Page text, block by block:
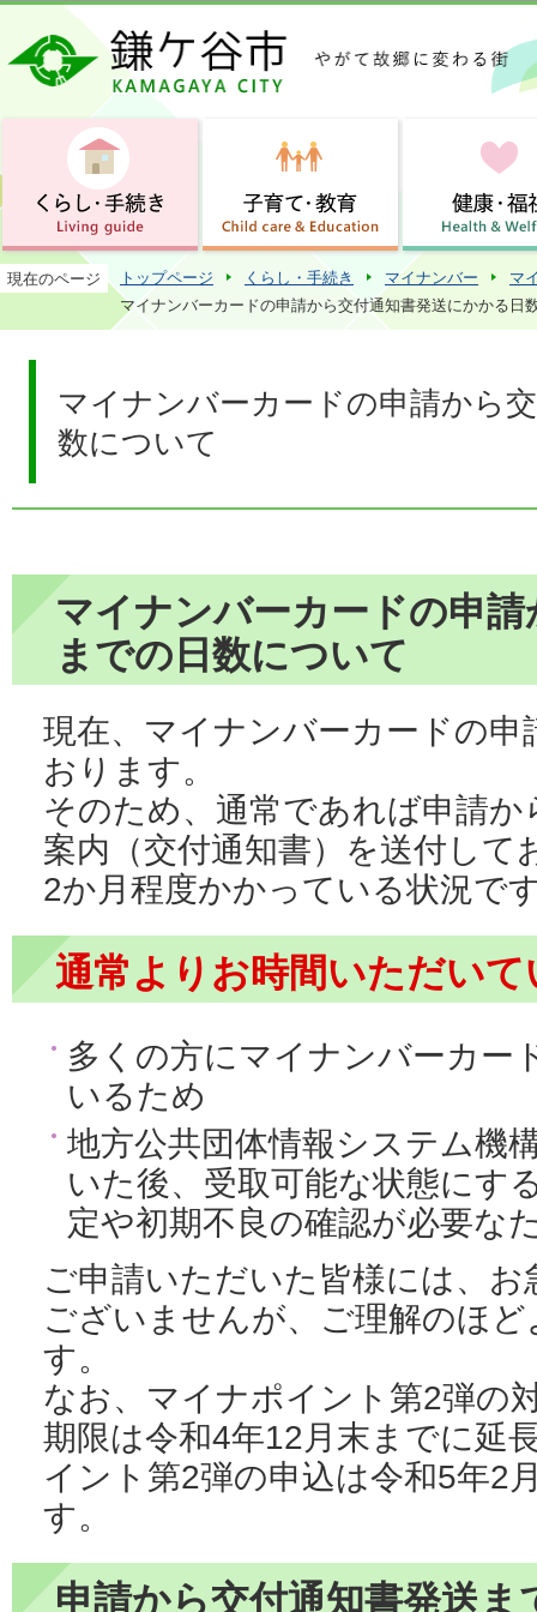
この
現在のページ トップページ くらし・手続き マイナンバー
マ
マイナンバーカードの申請から交付通知書発送にかかる日
マイナンバーカードの申請から
数について
マイナンバーカードの申
までの日数について
現在、マイナンバーカードの申
おります。
そのため、通常であれば申請
案内（交付通知書）を送付して
2か月程度かかっている状況で
通常よりお時間いただい
多くの方にマイナンバーカー
いるため
地方公共団体情報システム機
いた後、受取可能な状態にす
定や初期不良の確認が必要な
ご申請いただいた皆様には、
ございませんが、ご理解のほ
す。
なお、マイナポイント第2弾の
期限は令和4年12月末までに延
イント第2弾の申込は令和5年2
す。
申請から交付通知書発送ま